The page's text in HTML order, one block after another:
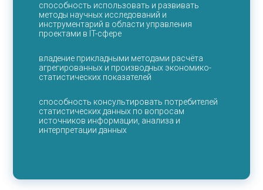
способность использовать и развивать
методы научных исследований и
инструментарий в области управления
проектами в IT-сфере
владение прикладными методами расчёта
агрегированных и производных экономико-
статистических показателей
способность консультировать потребителей
статистических данных по вопросам
источников информации, анализа и
интерпретации данных